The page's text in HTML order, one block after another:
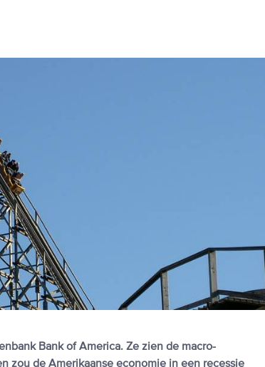
Bank of America. Ze zien de macro-
zou de Amerikaanse economie in een recessie